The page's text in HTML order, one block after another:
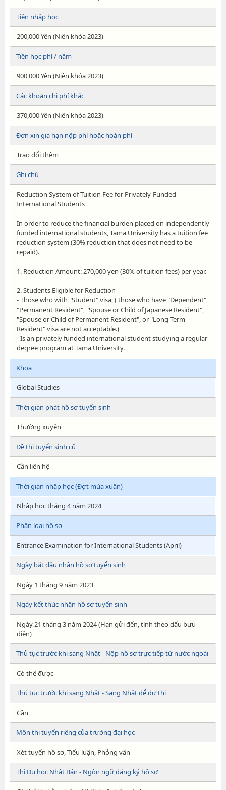
Tiền nhập học
200,000 Yên (Niên khóa 2023)
Tiền học phí / năm
900,000 Yên (Niên khóa 2023)
Các khoản chi phí khác
370,000 Yên (Niên khóa 2023)
Đơn xin gia hạn nộp phí hoặc hoàn phí
Trao đổi thêm
Ghi chú
Reduction System of Tuition Fee for Privately-Funded
International Students
In order to reduce the financial burden placed on independently
funded international students, Tama University has a tuition fee
reduction system (30% reduction that does not need to be
repaid).
1. Reduction Amount: 270,000 yen (30% of tuition fees) per year.
2. Students Eligible for Reduction
- Those who with "Student" visa, ( those who have "Dependent",
"Permanent Resident", "Spouse or Child of Japanese Resident",
"Spouse or Child of Permanent Resident", or "Long Term
Resident" visa are not acceptable.)
- Is an privately funded international student studying a regular
degree program at Tama University.
Khoa
Global Studies
Thời gian phát hồ sơ tuyển sinh
Thường xuyên
Đề thi tuyển sinh cũ
Cần liên hệ
Thời gian nhập học (Đợt mùa xuân)
Nhập học tháng 4 năm 2024
Phân loại hồ sơ
Entrance Examination for International Students (April)
Ngày bắt đầu nhận hồ sơ tuyển sinh
Ngày 1 tháng 9 năm 2023
Ngày kết thúc nhận hồ sơ tuyển sinh
Ngày 21 tháng 3 năm 2024 (Hạn gửi đến, tính theo dấu bưu
điện)
Thủ tục trước khi sang Nhật - Nộp hồ sơ trực tiếp từ nước ngoài
Có thể được
Thủ tục trước khi sang Nhật - Sang Nhật để dự thi
Cần
Môn thi tuyển riêng của trường đại học
Xét tuyển hồ sơ, Tiểu luận, Phỏng vấn
Thi Du học Nhật Bản - Ngôn ngữ đăng ký hồ sơ